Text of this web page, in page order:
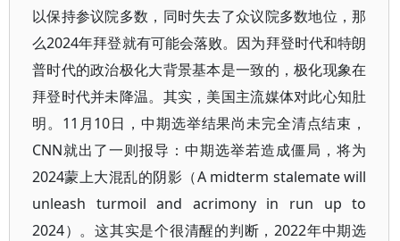
以保持参议院多数，同时失去了众议院多数地位，那
么2024年拜登就有可能会落败。因为拜登时代和特朗
普时代的政治极化大背景基本是一致的，极化现象在
拜登时代并未降温。其实，美国主流媒体对此心知肚
明。11月10日，中期选举结果尚未完全清点结束，
CNN就出了一则报导：中期选举若造成僵局，将为
2024蒙上大混乱的阴影（A midterm stalemate will
unleash turmoil and acrimony in run up to
2024）。这其实是个很清醒的判断，2022年中期选